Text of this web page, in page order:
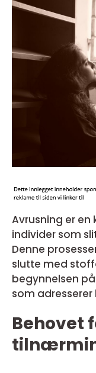
Avrusning er en
individer som
Denne
slutte med
begynnelsen
som adresserer
Behovet